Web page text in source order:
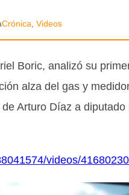
Crónica Videos
Boric, analizó su
alza del gas y
Arturo Díaz a diputado
videos/